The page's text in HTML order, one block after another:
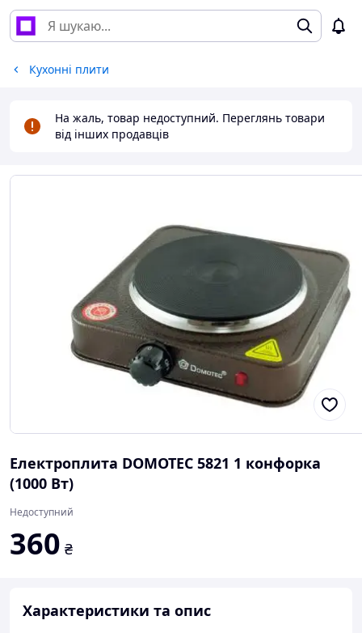
Кухонні плити
На жаль, товар недоступний. Переглянь товари
від інших продавців
Електроплита DOMOTEC 5821 1 конфорка
(1000 Вт)
Недоступний
360 ₴
Характеристики та опис